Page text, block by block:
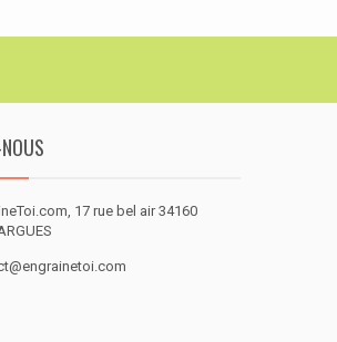
17 rue bel air 34160